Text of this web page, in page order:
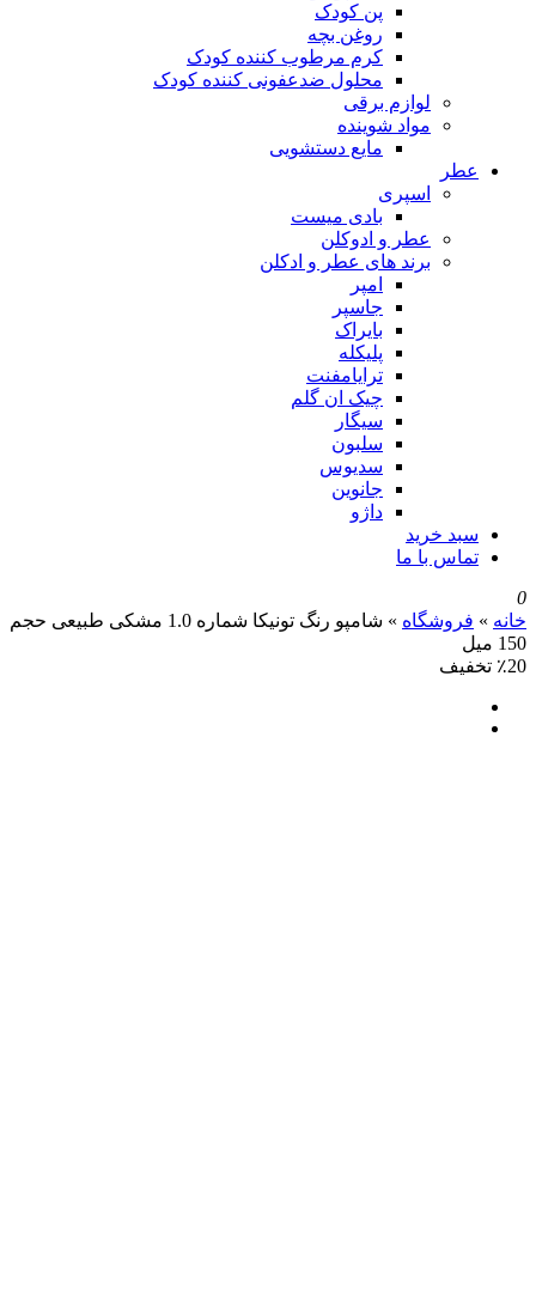
پن کودک
روغن بچه
کرم مرطوب کننده کودک
محلول ضدعفونی کننده کودک
لوازم برقی
مواد شوینده
مایع دستشویی
اسپری
بادی میست
عطر و ادوکلن
برند های عطر و ادکلن
ترایامفنت
چیک ان گلم
سدیوس
خرید
با ما
» شامپو رنگ تونیکا شماره 1.0 مشکی طبیعی حجم